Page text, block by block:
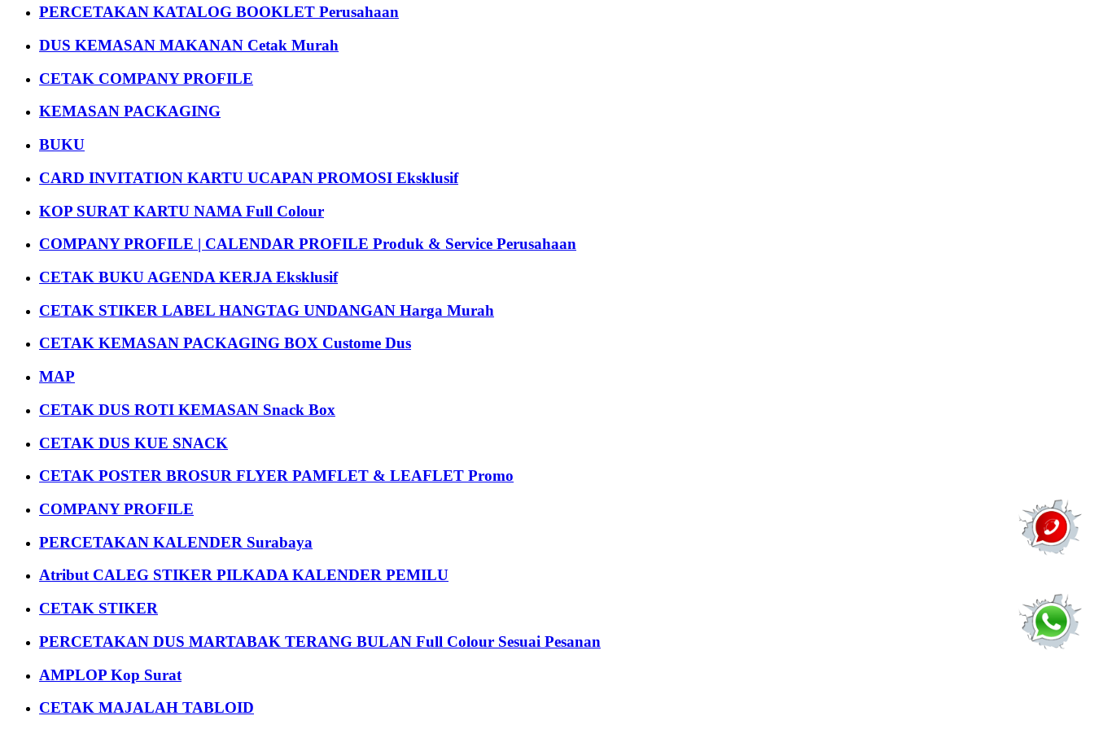
PERCETAKAN KATALOG BOOKLET Perusahaan
DUS KEMASAN MAKANAN Cetak Murah
CETAK COMPANY PROFILE
KEMASAN PACKAGING
BUKU
CARD INVITATION KARTU UCAPAN PROMOSI Eksklusif
KOP SURAT KARTU NAMA Full Colour
COMPANY PROFILE | CALENDAR PROFILE Produk & Service Perusahaan
CETAK BUKU AGENDA KERJA Eksklusif
CETAK STIKER LABEL HANGTAG UNDANGAN Harga Murah
CETAK KEMASAN PACKAGING BOX Custome Dus
MAP
CETAK DUS ROTI KEMASAN Snack Box
CETAK DUS KUE SNACK
CETAK POSTER BROSUR FLYER PAMFLET & LEAFLET Promo
COMPANY PROFILE
PERCETAKAN KALENDER Surabaya
Atribut CALEG STIKER PILKADA KALENDER PEMILU
CETAK STIKER
PERCETAKAN DUS MARTABAK TERANG BULAN Full Colour Sesuai Pesanan
AMPLOP Kop Surat
CETAK MAJALAH TABLOID